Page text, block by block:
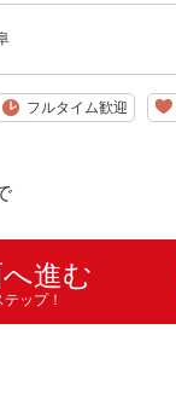
フルタイム歓迎
進む
ップ！